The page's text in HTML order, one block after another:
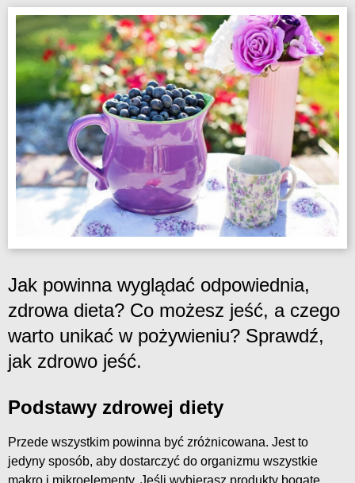
Jak powinna wyglądać odpowiednia,
zdrowa dieta? Co możesz jeść, a czego
warto unikać w pożywieniu? Sprawdź,
jak zdrowo jeść.
Podstawy zdrowej diety
Przede wszystkim powinna być zróżnicowana. Jest to
jedyny sposób, aby dostarczyć do organizmu wszystkie